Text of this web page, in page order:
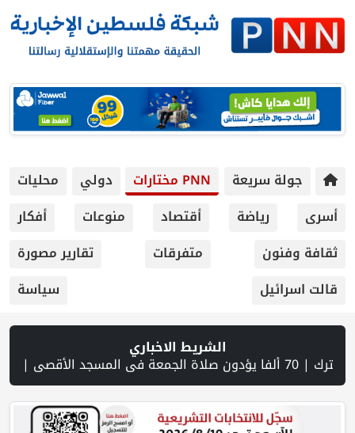
PNN مختارات دولي
محليات
أقتصاد منوعات
أفكار
متفرقات
تقارير مصورة
الشريط الاخباري